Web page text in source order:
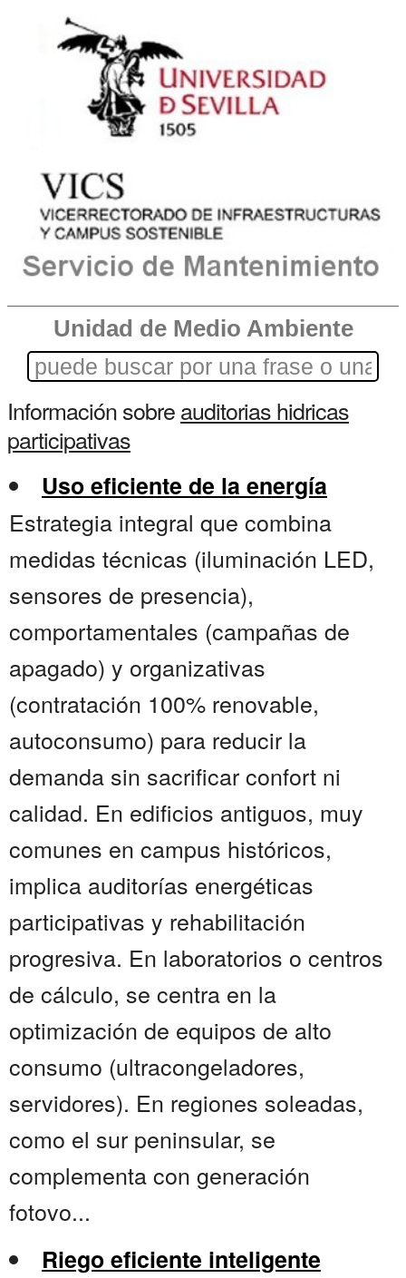
Unidad de Medio Ambiente
Información sobreauditorias hidricas
participativas
Uso eficiente de la energía
Estrategia integral que combina
medidas técnicas (iluminación LED,
sensores de presencia),
comportamentales (campañas de
apagado) y organizativas
(contratación 100% renovable,
autoconsumo) para reducir la
demanda sin sacrificar confort ni
calidad. En edificios antiguos, muy
comunes en campus históricos,
implica auditorías energéticas
participativas y rehabilitación
progresiva. En laboratorios o centros
de cálculo, se centra en la
optimización de equipos de alto
consumo (ultracongeladores,
servidores). En regiones soleadas,
como el sur peninsular, se
complementa con generación
fotovo...
Riego eficiente inteligente